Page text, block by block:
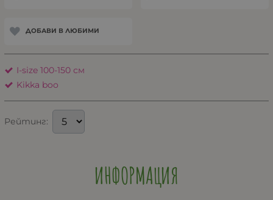
ДОБАВИ В ЛЮБИМИ
I-size 100-150 см
Kikka boo
Рейтинг:
ИНФОРМАЦИЯ